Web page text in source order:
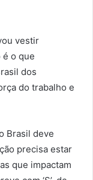
vestir
é o que
dos
do trabalho e
Brasil deve
precisa estar
que impactam